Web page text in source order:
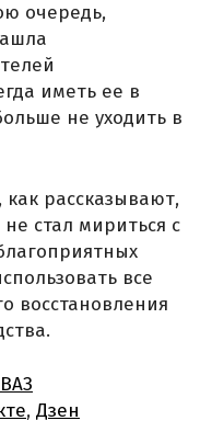
очередь,
иметь ее в
не уходить в
как рассказывают,
стал мириться с
все
восстановления
, Дзен